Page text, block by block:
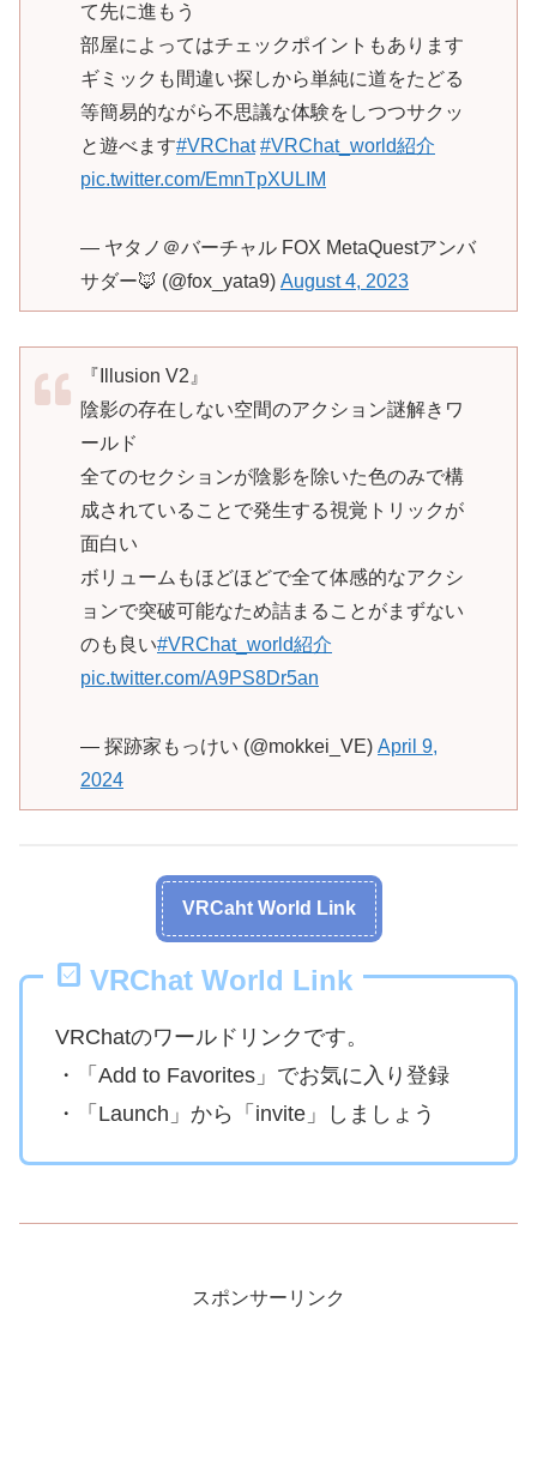
て先に進もう
部屋によってはチェックポイントもあります
ギミックも間違い探しから単純に道をたどる
等簡易的ながら不思議な体験をしつつサクッ
と遊べます#VRChat #VRChat_world紹介
pic.twitter.com/EmnTpXULIM
— ヤタノ＠バーチャル FOX MetaQuestアンバ
サダー🦊 (@fox_yata9) August 4, 2023
『Illusion V2』
陰影の存在しない空間のアクション謎解きワ
ールド
全てのセクションが陰影を除いた色のみで構
成されていることで発生する視覚トリックが
面白い
ボリュームもほどほどで全て体感的なアクシ
ョンで突破可能なため詰まることがまずない
のも良い#VRChat_world紹介
pic.twitter.com/A9PS8Dr5an
— 探跡家もっけい (@mokkei_VE) April 9,
2024
VRCaht World Link
VRChat World Link
VRChatのワールドリンクです。
・「Add to Favorites」でお気に入り登録
・「Launch」から「invite」しましょう
スポンサーリンク